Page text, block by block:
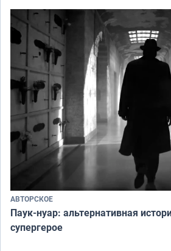
АВТОРСКОЕ
Паук-нуар: альтернативная
супергерое